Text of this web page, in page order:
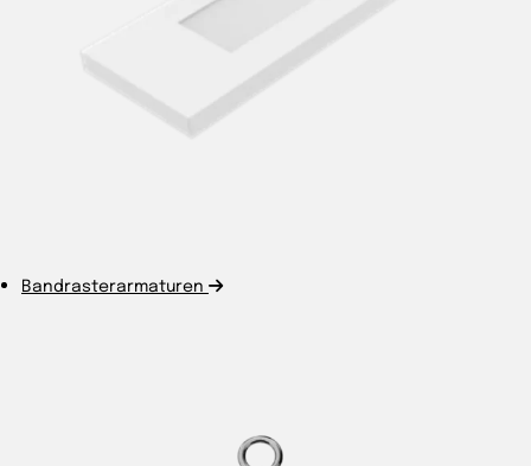
Bandrasterarmaturen